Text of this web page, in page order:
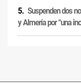
Suspenden dos
y Almería por “una